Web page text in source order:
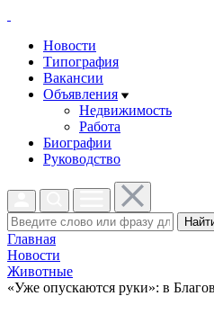
Новости
Типография
Вакансии
Объявления
Недвижимость
Работа
Биографии
Руководство
Главная
Новости
Животные
«Уже опускаются руки»: в